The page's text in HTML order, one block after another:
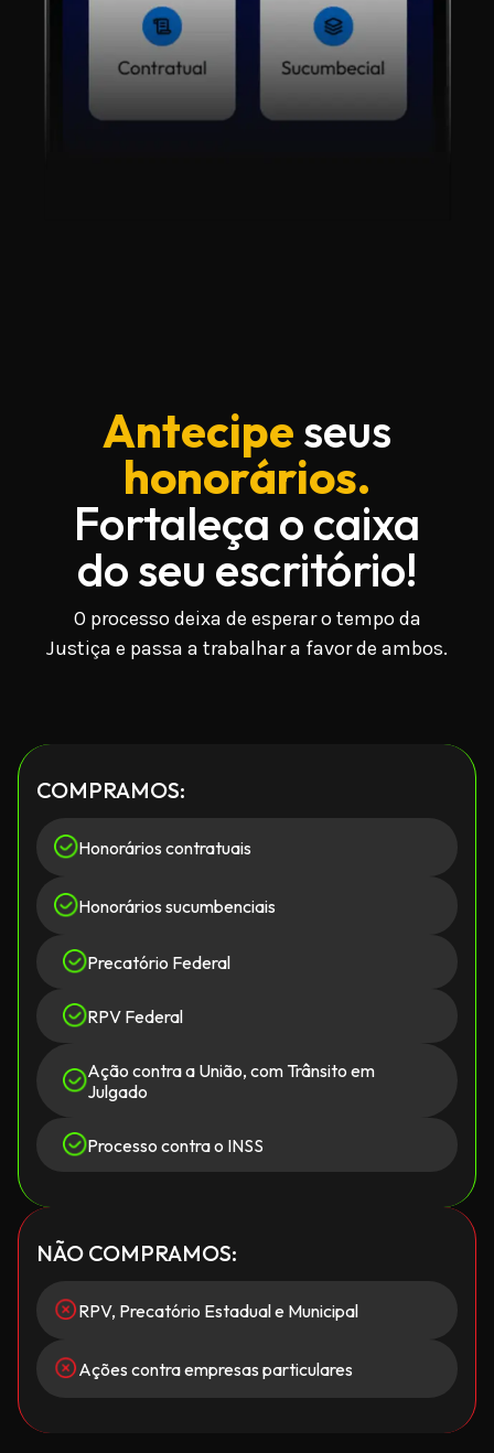
Antecipeseus
honorários.
Fortaleça o caixa
do seu escritório!
O processo deixa de esperar o tempo da
Justiça e passa a trabalhar a favor de ambos.
COMPRAMOS:
Honorários contratuais
Honorários sucumbenciais
Precatório Federal
RPV Federal
Ação contra a União, com Trânsito em
Julgado
Processo contra o INSS
NÃO COMPRAMOS:
RPV, Precatório Estadual e Municipal
Ações contra empresas particulares